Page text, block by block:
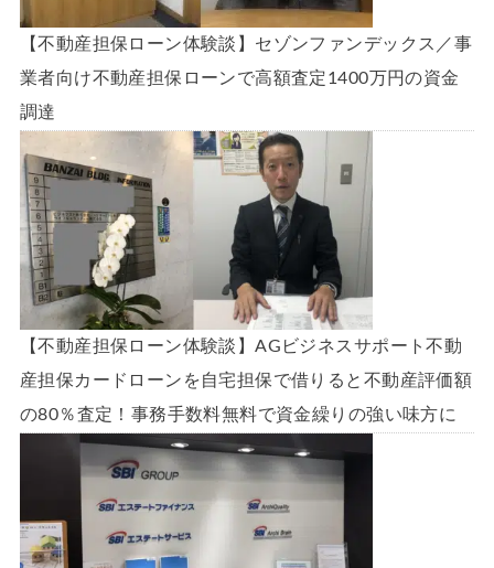
【不動産担保ローン体験談】セゾンファンデックス／事
業者向け不動産担保ローンで高額査定1400万円の資金
調達
【不動産担保ローン体験談】AGビジネスサポート不動
産担保カードローンを自宅担保で借りると不動産評価額
の80％査定！事務手数料無料で資金繰りの強い味方に